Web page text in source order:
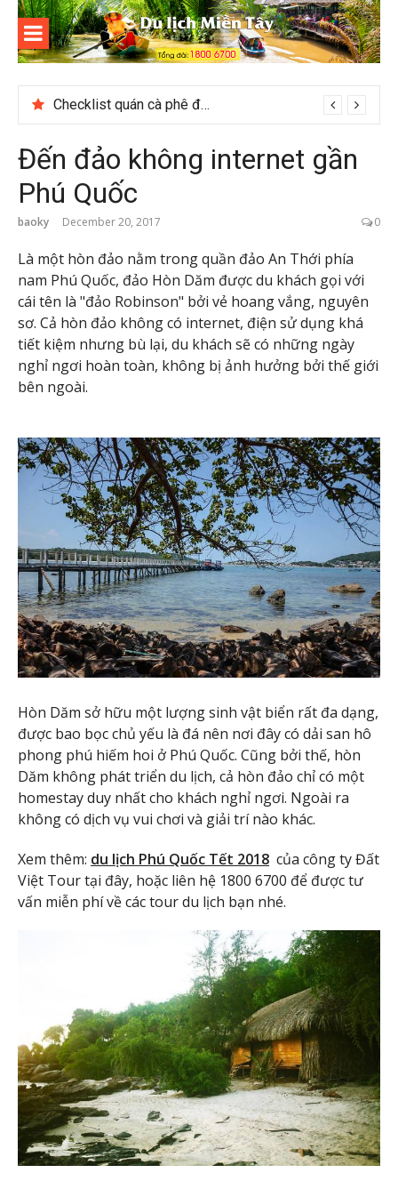
Skip
content
Du lịch
Miền Tây
Checklist quán cà phê đẹp dịp 2/9 ở Đà Lạt nên ghé
Đến đảo không internet gần
Phú Quốc
baoky December 20, 2017 0
Là một hòn đảo nằm trong quần đảo An Thới phía
nam Phú Quốc, đảo Hòn Dăm được du khách gọi với
cái tên là "đảo Robinson" bởi vẻ hoang vắng, nguyên
sơ. Cả hòn đảo không có internet, điện sử dụng khá
tiết kiệm nhưng bù lại, du khách sẽ có những ngày
nghỉ ngơi hoàn toàn, không bị ảnh hưởng bởi thế giới
bên ngoài.
Hòn Dăm sở hữu một lượng sinh vật biển rất đa dạng,
được bao bọc chủ yếu là đá nên nơi đây có dải san hô
phong phú hiếm hoi ở Phú Quốc. Cũng bởi thế, hòn
Dăm không phát triển du lịch, cả hòn đảo chỉ có một
homestay duy nhất cho khách nghỉ ngơi. Ngoài ra
không có dịch vụ vui chơi và giải trí nào khác.
Xem thêm: du lịch Phú Quốc Tết 2018 của công ty Đất
Việt Tour tại đây, hoặc liên hệ 1800 6700 để được tư
vấn miễn phí về các tour du lịch bạn nhé.